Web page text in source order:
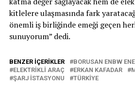
kitlelere ulaşmasında fark
önemli iş birliğinde emeği geçen
sunuyorum” dedi.
BENZER İÇERIKLER
BORUSAN ENBW
ELEKTRIKLI ARAÇ
ERKAN KAFADAR
ŞARJ ISTASYONU
TÜRKIYE